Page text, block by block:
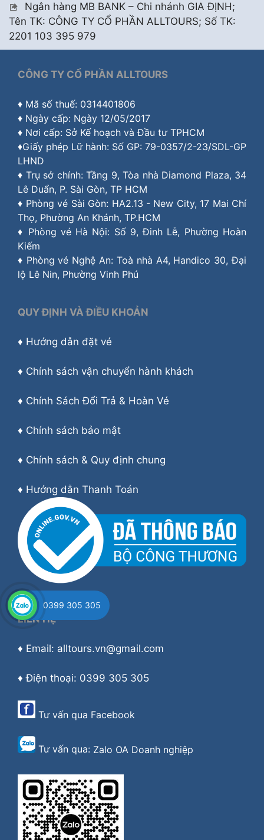
Ngân hàng MB BANK – Chi nhánh GIA ĐỊNH;
Tên TK: CÔNG TY CỔ PHẦN ALLTOURS; Số TK:
2201 103 395 979
CÔNG TY CỔ PHẦN ALLTOURS
♦ Mã số thuế: 0314401806
♦ Ngày cấp: Ngày 12/05/2017
♦ Nơi cấp: Sở Kế hoạch và Đầu tư TPHCM
♦Giấy phép Lữ hành: Số GP: 79-0357/2-23/SDL-GP
LHND
♦ Trụ sở chính: Tầng 9, Tòa nhà Diamond Plaza, 34
Lê Duẩn, P. Sài Gòn, TP HCM
♦ Phòng vé Sài Gòn: HA2.13 - New City, 17 Mai Chí
Thọ, Phường An Khánh, TP.HCM
♦ Phòng vé Hà Nội: Số 9, Đinh Lễ, Phường Hoàn
Kiếm
♦ Phòng vé Nghệ An: Toà nhà A4, Handico 30, Đại
lộ Lê Nin, Phường Vinh Phú
QUY ĐỊNH VÀ ĐIỀU KHOẢN
♦ Hướng dẫn đặt vé
♦ Chính sách vận chuyển hành khách
♦ Chính Sách Đổi Trả & Hoàn Vé
♦ Chính sách bảo mật
♦ Chính sách & Quy định chung
♦ Hướng dẫn Thanh Toán
LIÊN HỆ
♦ Email: alltours.vn@gmail.com
♦ Điện thoại: 0399 305 305
Tư vấn qua Facebook
Tư vấn qua: Zalo OA Doanh nghiệp
0399 305 305